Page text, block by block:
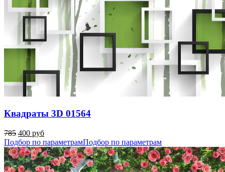
Квадраты 3D 01564
785 400 руб
Подбор по параметрамПодбор по параметрам